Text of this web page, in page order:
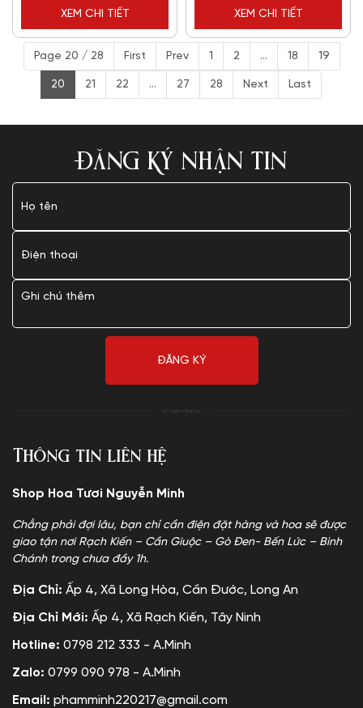
XEM CHI TIẾT XEM CHI TIẾT
Page 20 / 28 First Prev 1 2 ... 18 19
20 21 22 ... 27 28 Next Last
ĐĂNG KÝ NHẬN TIN
Thông tin liên hệ
Shop Hoa Tươi Nguyễn Minh
Chẳng phải đợi lâu, bạn chỉ cần điện đặt hàng và hoa sẽ được
giao tận nơi Rạch Kiến – Cần Giuộc – Gò Đen- Bến Lức – Bình
Chánh trong chưa đầy 1h.
Địa Chỉ: Ấp 4, Xã Long Hòa, Cần Đước, Long An
Địa Chỉ Mới: Ấp 4, Xã Rạch Kiến, Tây Ninh
Hotline: 0798 212 333 - A.Minh
Zalo: 0799 090 978 - A.Minh
Email: phamminh220217@gmail.com